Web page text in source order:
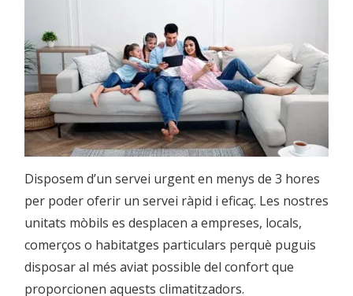
Disposem d’un servei urgent en menys de 3 hores
per poder oferir un servei ràpid i eficaç. Les nostres
unitats mòbils es desplacen a empreses, locals,
comerços o habitatges particulars perquè puguis
disposar al més aviat possible del confort que
proporcionen aquests climatitzadors.